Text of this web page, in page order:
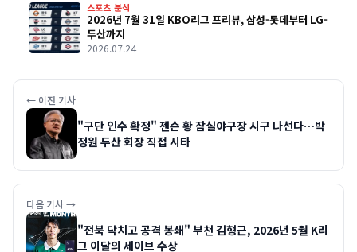
스포츠 분석
2026년 7월 31일 KBO리그 프리뷰, 삼성-롯데부터 LG-
두산까지
2026.07.24
← 이전 기사
"구단 인수 확정" 젠슨 황 잠실야구장 시구 나선다…박
정원 두산 회장 직접 시타
다음 기사 →
"전북 닥치고 공격 봉쇄" 부천 김형근, 2026년 5월 K리
그 이달의 세이브 수상